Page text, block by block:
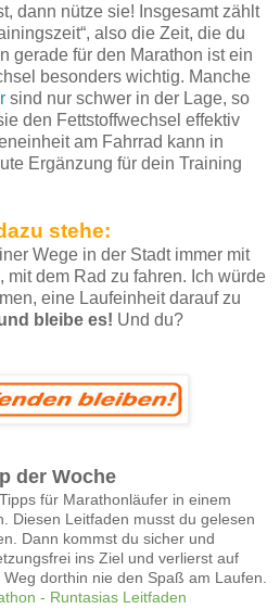
dann nütze sie! Insgesamt zählt
also die Zeit, die du
gerade für den Marathon ist ein
besonders wichtig. Manche
sind nur schwer in der Lage, so
den Fettstoffwechsel effektiv
am Fahrrad kann in
Ergänzung für dein Training
stehe:
Wege in der Stadt immer mit
mit dem Rad zu fahren. Ich würde
eine Laufeinheit darauf zu
bleibe es! Und du?
der Woche
für Marathonläufer in einem
Diesen Leitfaden musst du gelesen
Dann kommst du sicher und
ins Ziel und verlierst auf
Weg dorthin nie den Spaß am Laufen.
- Runtasias Leitfaden